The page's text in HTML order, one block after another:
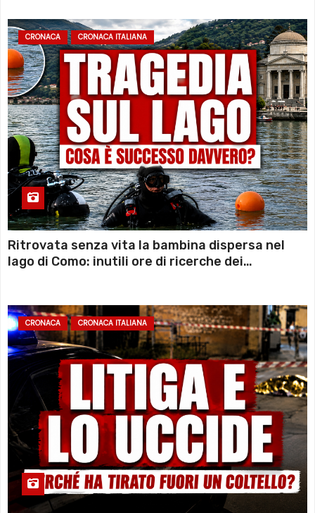
CRONACA CRONACA ITALIANA
Ritrovata senza vita la bambina dispersa nel
lago di Como: inutili ore di ricerche dei
CRONACA CRONACA ITALIANA